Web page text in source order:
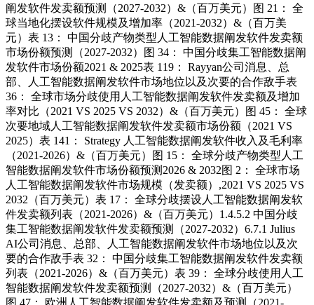
阐发软件发卖额预测（2027-2032）&（百万美元）图 21： 全
球当地化摆设软件规模及增加率（2021-2032）&（百万美
元）表 13： 中国分歧产物类型人工智能数据阐发软件发卖额
市场份额预测（2027-2032）图 34： 中国分歧集工智能数据阐
发软件市场份额2021 & 2025表 119： Rayyan公司消息、总
部、人工智能数据阐发软件市场地位以及次要的合作敌手表
36： 全球市场分歧使用人工智能数据阐发软件发卖额及增加
率对比（2021 VS 2025 VS 2032）&（百万美元）图 45： 全球
次要地域人工智能数据阐发软件发卖额市场份额（2021 VS
2025）表 141： Strategy 人工智能数据阐发软件收入及毛利率
（2021-2026）&（百万美元）图 15： 全球分歧产物类型人工
智能数据阐发软件市场份额预测2026 & 2032图 2： 全球市场
人工智能数据阐发软件市场规模（发卖额）,2021 VS 2025 VS
2032（百万美元）表 17： 全球分歧摆设人工智能数据阐发软
件发卖额列表（2021-2026）&（百万美元）1.4.5.2 中国分歧
集工智能数据阐发软件发卖额预测（2027-2032）6.7.1 Julius
AI公司消息、总部、人工智能数据阐发软件市场地位以及次
要的合作敌手表 32： 中国分歧集工智能数据阐发软件发卖额
列表（2021-2026）&（百万美元）表 39： 全球分歧使用人工
智能数据阐发软件发卖额预测（2027-2032）&（百万美元）
图 47： 欧洲人工智能数据阐发软件发卖额及预测（2021-